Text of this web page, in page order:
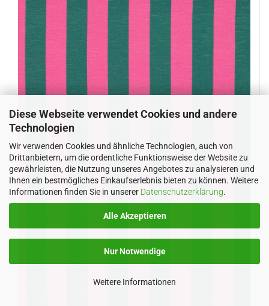
Diese Webseite verwendet Cookies und andere
Technologien
Wir verwenden Cookies und ähnliche Technologien, auch von
Drittanbietern, um die ordentliche Funktionsweise der Website zu
gewährleisten, die Nutzung unseres Angebotes zu analysieren und
Ihnen ein bestmögliches Einkaufserlebnis bieten zu können. Weitere
Informationen finden Sie in unserer Datenschutzerklärung.
Alle Akzeptieren
Nur Notwendige
Weitere Informationen